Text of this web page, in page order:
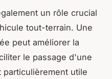
un rôle crucial
tout-terrain. Une
peut améliorer la
le passage d'une
utile